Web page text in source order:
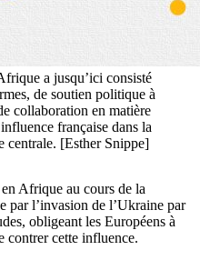
a jusqu’ici consisté
de soutien politique à
collaboration en matière
française dans la
centrale. [Esther Snippe]
Afrique au cours de la
par l’invasion de l’Ukraine par
obligeant les Européens à
contrer cette influence.